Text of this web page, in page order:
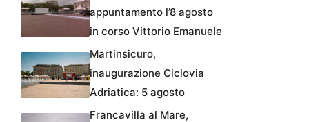
appuntamento l’8 agosto
in corso Vittorio Emanuele
Martinsicuro,
inaugurazione Ciclovia
Adriatica: 5 agosto
Francavilla al Mare,